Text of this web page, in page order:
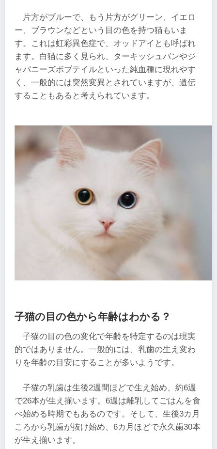
片方がブルーで、もう片方がグリーン、イエロ
ー、ブラウンなどという目の色を持つ猫もいま
す。これは虹彩異色症で、オッドアイとも呼ばれ
ます。白猫に多く見られ、ターキッシュバンやジ
ャパニーズボブテイルといった純血種に現れやす
く、一般的には突然変異とされていますが、遺伝
することもあると考えられています。
子猫の目の色から年齢はわかる？
子猫の目の色の変化で年齢を特定するのは現実
的ではありません。一般的には、乳歯の生え変わ
りを年齢の目安にすることが多いようです。
子猫の乳歯は生後2週間ほどで生え始め、約6週
で26本が生え揃います。6週は離乳してごはんを食
べ始める時期でもあるのです。そして、生後3カ月
ころから乳歯が抜け始め、6カ月ほどで永久歯30本
が生え揃います。